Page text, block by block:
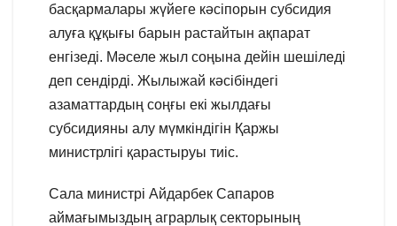
басқармалары жүйеге кәсіпорын субсидия
алуға құқығы барын растайтын ақпарат
енгізеді. Мәселе жыл соңына дейін шешіледі
деп сендірді. Жылыжай кәсібіндегі
азаматтардың соңғы екі жылдағы
субсидияны алу мүмкіндігін Қаржы
министрлігі қарастыруы тиіс.
Сала министрі Айдарбек Сапаров
аймағымыздың аграрлық секторының